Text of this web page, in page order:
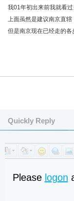
我01年初出来前我就看
上面虽然是建议南京直辖
但是南京现在已经走的各
Quickly Reply
Please logon